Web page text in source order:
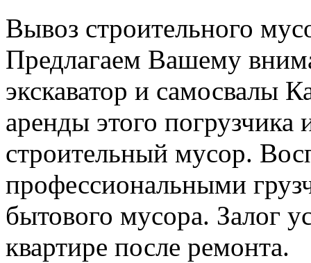
Вывоз строительного
Предлагаем Вашему
экскаватор и самосвалы
аренды этого
строительный мусор.
профессиональными
бытового мусора. Залог
квартире после ремонта.